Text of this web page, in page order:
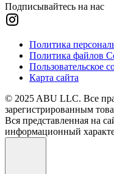
Подписывайтесь на нас
Политика
Политика файлов
Пользовательское
Карта сайта
© 2025 ABU LLC. Все
зарегистрированным
Вся представленная на
информационный